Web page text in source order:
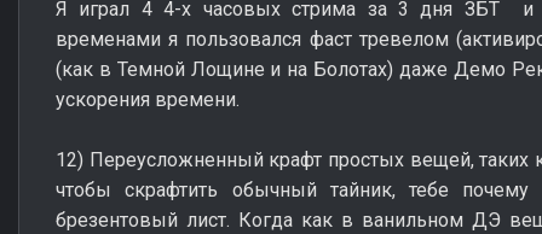
Я играл 4 4-х часовых стрима за 3 дня ЗБТ и
временами я пользовался фаст тревелом
(как в Темной Лощине и на Болотах) даже Демо
ускорения времени.
12) Переусложненный крафт простых вещей, таких
чтобы скрафтить обычный тайник, тебе
брезентовый лист. Когда как в ванильном ДЭ